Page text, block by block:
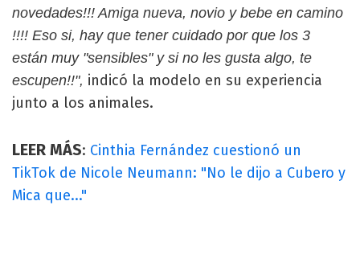
novedades!!! Amiga nueva, novio y bebe en camino
!!!! Eso si, hay que tener cuidado por que los 3
están muy "sensibles" y si no les gusta algo, te
escupen!!", indicó la modelo en su experiencia
junto a los animales.
LEER MÁS: Cinthia Fernández cuestionó un
TikTok de Nicole Neumann: "No le dijo a Cubero y
Mica que..."